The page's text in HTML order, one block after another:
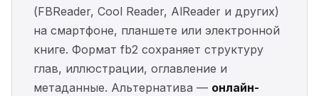
(FBReader, Cool Reader, AlReader и других)
на смартфоне, планшете или электронной
книге. Формат fb2 сохраняет структуру
глав, иллюстрации, оглавление и
метаданные. Альтернатива — онлайн-